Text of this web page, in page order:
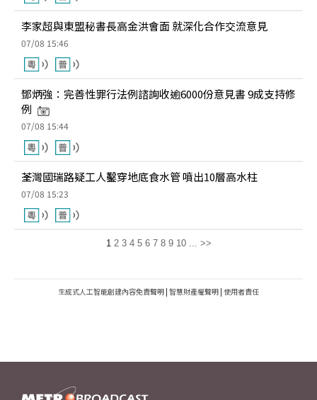
李家超與東盟秘書長高金洪會面 就深化合作交流意見
07/08 15:46
鄧炳強：完善性罪行法例諮詢收逾6000份意見書 9成支持修
例
07/08 15:44
荃灣國瑞路疑工人鑿穿地底食水管 噴出10層高水柱
07/08 15:23
1 2 3 4 5 6 7 8 9 10 ... >>
生成式人工智能創建內容免責聲明 | 智慧財產權聲明 | 使用者責任